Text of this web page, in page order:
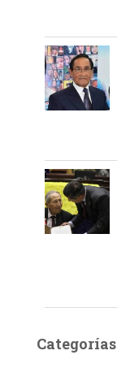
Categorías